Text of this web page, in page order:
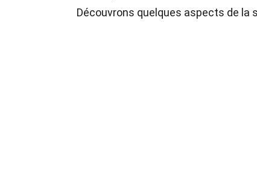
Découvrons quelques aspects de la